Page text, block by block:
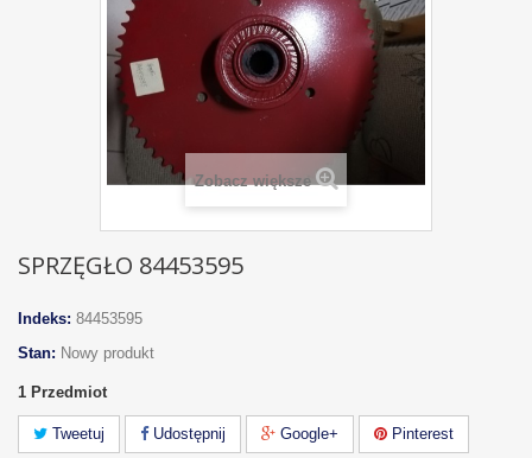
Zobacz większe
SPRZĘGŁO 84453595
Indeks: 84453595
Stan: Nowy produkt
1 Przedmiot
Tweetuj Udostępnij Google+ Pinterest